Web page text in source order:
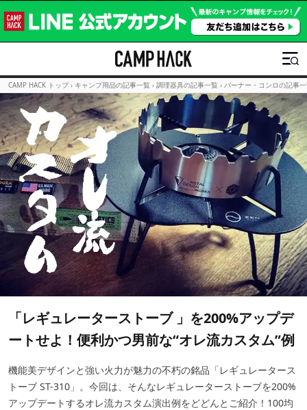
CAMP HACK トップ › キャンプ用品の記事一覧 › 調理器具の記事一覧 › バーナー・コンロの記事
「レギュレーターストーブ 」を200%アップデ
ートせよ！便利かつ男前な“オレ流カスタム”例
機能美デザインと強い火力が魅力の不朽の銘品「レギュレータース
トーブ ST-310」。今回は、そんなレギュレーターストーブを200%
アップデートするオレ流カスタム演出例をどどんとご紹介！100均